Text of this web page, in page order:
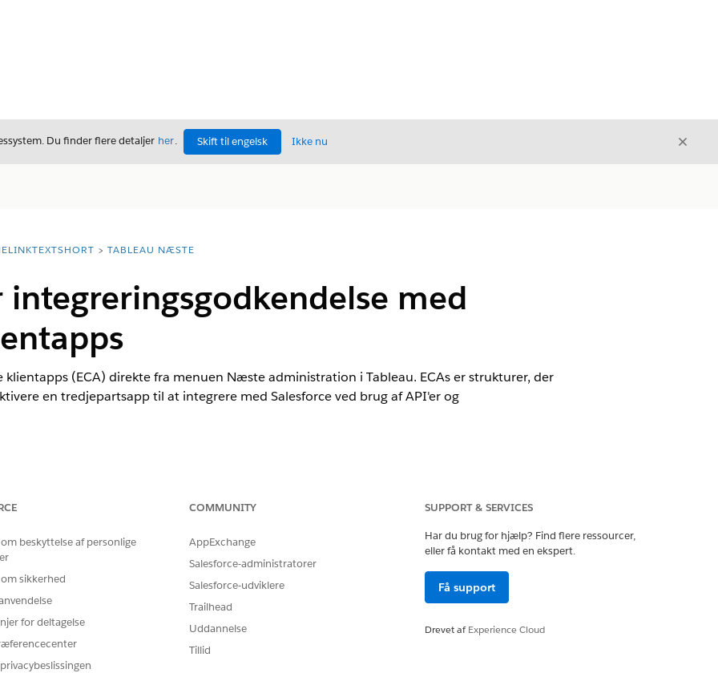
Du finder flere detaljer her. Skift til engelsk Ikke nu Luk
TABLEAU NÆSTE
med
(ECA) direkte fra menuen Næste administration i Tableau. ECAs er strukturer, der
en tredjepartsapp til at integrere med Salesforce ved brug af API'er og
eksterne klientapps: Tilladelsessættet
Tableau Unmetered Admin eller Tableau Next
Admin
klikke påAdministration
oprette og administrere dine ECAs.
beskyttelse af personlige
sikkerhed
for deltagelse
COMMUNITY
AppExchange
Salesforce-administratorer
Salesforce-udviklere
Trailhead
Uddannelse
Tillid
SUPPORT & SERVICES
Har du brug for hjælp? Find flere ressourcer,
eller få kontakt med en ekspert.
Få support
Drevet afExperience Cloud